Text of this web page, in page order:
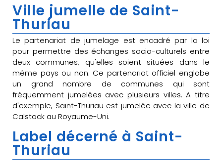
Ville jumelle de Saint-
Thuriau
Le partenariat de jumelage est encadré par la loi
pour permettre des échanges socio-culturels entre
deux communes, qu'elles soient situées dans le
même pays ou non. Ce partenariat officiel englobe
un grand nombre de communes qui sont
fréquemment jumelées avec plusieurs villes. A titre
d'exemple, Saint-Thuriau est jumelée avec la ville de
Calstock au Royaume-Uni.
Label décerné à Saint-
Thuriau